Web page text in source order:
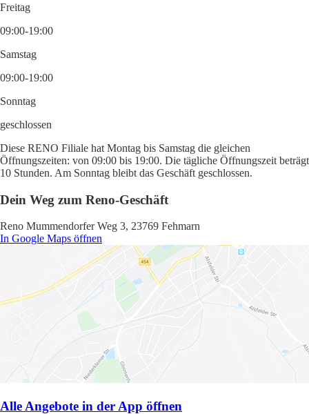
Freitag
09:00-19:00
Samstag
09:00-19:00
Sonntag
geschlossen
Diese RENO Filiale hat Montag bis Samstag die gleichen
Öffnungszeiten: von 09:00 bis 19:00. Die tägliche Öffnungszeit beträgt
10 Stunden. Am Sonntag bleibt das Geschäft geschlossen.
Dein Weg zum Reno-Geschäft
Reno Mummendorfer Weg 3, 23769 Fehmarn
In Google Maps öffnen
Alle Angebote in der App öffnen